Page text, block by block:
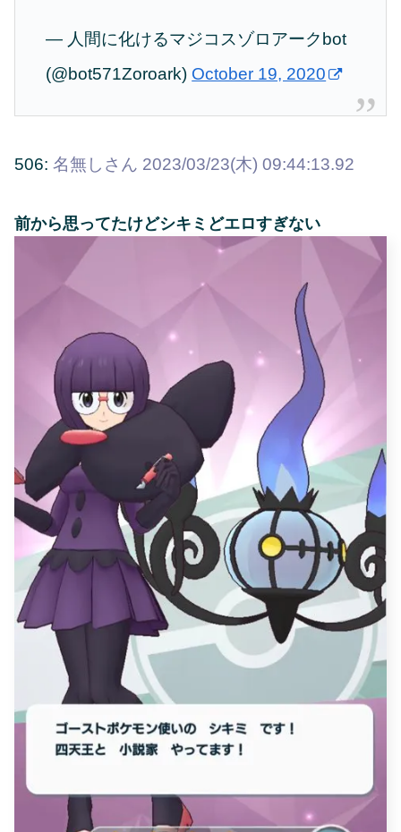
— 人間に化けるマジコスゾロアークbot
(@bot571Zoroark) October 19, 2020
506: 名無しさん 2023/03/23(木) 09:44:13.92
前から思ってたけどシキミどエロすぎない